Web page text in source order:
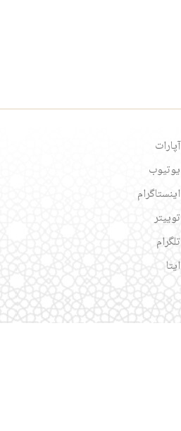
آپارات
یوتیوب
اینستاگرام
توییتر
تلگرام
ایتا